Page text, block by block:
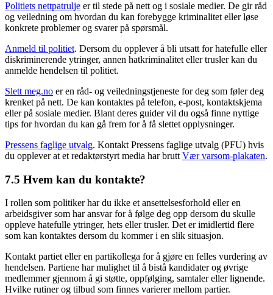
Politiets nettpatrulje er til stede på nett og i sosiale medier. De gir råd
og veiledning om hvordan du kan forebygge kriminalitet eller løse
konkrete problemer og svarer på spørsmål.
Anmeld til politiet. Dersom du opplever å bli utsatt for hatefulle eller
diskriminerende ytringer, annen hatkriminalitet eller trusler kan du
anmelde hendelsen til politiet.
Slett meg.no er en råd- og veiledningstjeneste for deg som føler deg
krenket på nett. De kan kontaktes på telefon, e-post, kontaktskjema
eller på sosiale medier. Blant deres guider vil du også finne nyttige
tips for hvordan du kan gå frem for å få slettet opplysninger.
Pressens faglige utvalg. Kontakt Pressens faglige utvalg (PFU) hvis
du opplever at et redaktørstyrt media har brutt Vær varsom-plakaten.
7.5 Hvem kan du kontakte?
I rollen som politiker har du ikke et ansettelsesforhold eller en
arbeidsgiver som har ansvar for å følge deg opp dersom du skulle
oppleve hatefulle ytringer, hets eller trusler. Det er imidlertid flere
som kan kontaktes dersom du kommer i en slik situasjon.
Kontakt partiet eller en partikollega for å gjøre en felles vurdering av
hendelsen. Partiene har mulighet til å bistå kandidater og øvrige
medlemmer gjennom å gi støtte, oppfølging, samtaler eller lignende.
Hvilke rutiner og tilbud som finnes varierer mellom partier.